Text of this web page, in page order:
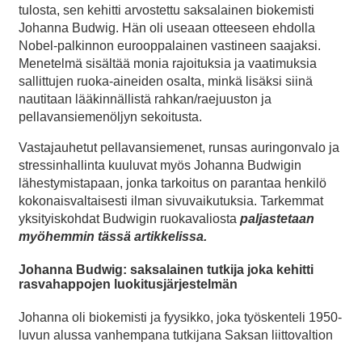
tulosta, sen kehitti arvostettu saksalainen biokemisti
Johanna Budwig. Hän oli useaan otteeseen ehdolla
Nobel-palkinnon eurooppalainen vastineen saajaksi.
Menetelmä sisältää monia rajoituksia ja vaatimuksia
sallittujen ruoka-aineiden osalta, minkä lisäksi siinä
nautitaan lääkinnällistä rahkan/raejuuston ja
pellavansiemenöljyn sekoitusta.
Vastajauhetut pellavansiemenet, runsas auringonvalo ja
stressinhallinta kuuluvat myös Johanna Budwigin
lähestymistapaan, jonka tarkoitus on parantaa henkilö
kokonaisvaltaisesti ilman sivuvaikutuksia. Tarkemmat
yksityiskohdat Budwigin ruokavaliosta paljastetaan
myöhemmin tässä artikkelissa.
Johanna Budwig: saksalainen tutkija joka kehitti
rasvahappojen luokitusjärjestelmän
Johanna oli biokemisti ja fyysikko, joka työskenteli 1950-
luvun alussa vanhempana tutkijana Saksan liittovaltion